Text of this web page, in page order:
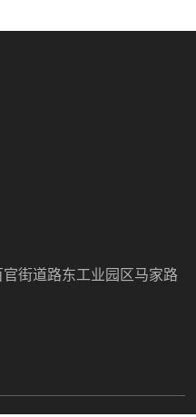
街道路东工业园区马家路